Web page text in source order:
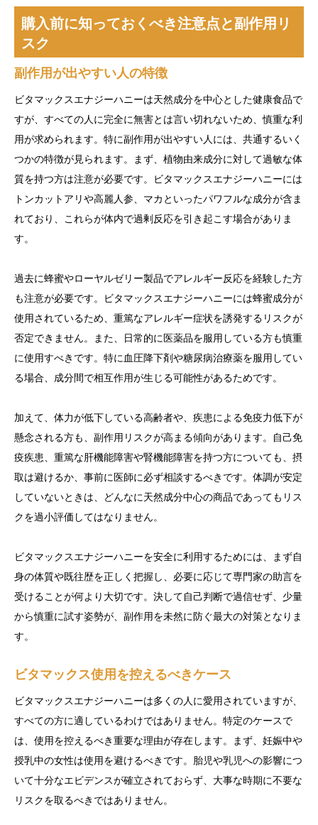
購入前に知っておくべき注意点と副作用リ
スク
副作用が出やすい人の特徴
ビタマックスエナジーハニーは天然成分を中心とした健康食品で
すが、すべての人に完全に無害とは言い切れないため、慎重な利
用が求められます。特に副作用が出やすい人には、共通するいく
つかの特徴が見られます。まず、植物由来成分に対して過敏な体
質を持つ方は注意が必要です。ビタマックスエナジーハニーには
トンカットアリや高麗人参、マカといったパワフルな成分が含ま
れており、これらが体内で過剰反応を引き起こす場合がありま
す。
過去に蜂蜜やローヤルゼリー製品でアレルギー反応を経験した方
も注意が必要です。ビタマックスエナジーハニーには蜂蜜成分が
使用されているため、重篤なアレルギー症状を誘発するリスクが
否定できません。また、日常的に医薬品を服用している方も慎重
に使用すべきです。特に血圧降下剤や糖尿病治療薬を服用してい
る場合、成分間で相互作用が生じる可能性があるためです。
加えて、体力が低下している高齢者や、疾患による免疫力低下が
懸念される方も、副作用リスクが高まる傾向があります。自己免
疫疾患、重篤な肝機能障害や腎機能障害を持つ方についても、摂
取は避けるか、事前に医師に必ず相談するべきです。体調が安定
していないときは、どんなに天然成分中心の商品であってもリス
クを過小評価してはなりません。
ビタマックスエナジーハニーを安全に利用するためには、まず自
身の体質や既往歴を正しく把握し、必要に応じて専門家の助言を
受けることが何より大切です。決して自己判断で過信せず、少量
から慎重に試す姿勢が、副作用を未然に防ぐ最大の対策となりま
す。
ビタマックス使用を控えるべきケース
ビタマックスエナジーハニーは多くの人に愛用されていますが、
すべての方に適しているわけではありません。特定のケースで
は、使用を控えるべき重要な理由が存在します。まず、妊娠中や
授乳中の女性は使用を避けるべきです。胎児や乳児への影響につ
いて十分なエビデンスが確立されておらず、大事な時期に不要な
リスクを取るべきではありません。